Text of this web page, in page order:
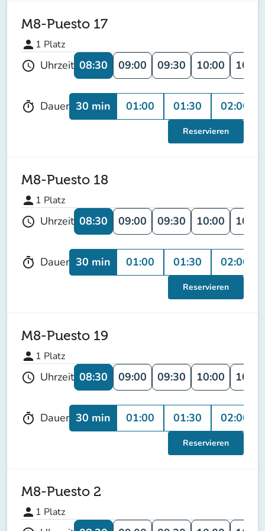
M8-Puesto 17
person 1 Platz
schedule Uhrzeit 08:30 09:00 09:30 10:00 10:30
timer Dauer 30 min 01:00 01:30 02:00
Reservieren
M8-Puesto 18
person 1 Platz
schedule Uhrzeit 08:30 09:00 09:30 10:00 10:30
timer Dauer 30 min 01:00 01:30 02:00
Reservieren
M8-Puesto 19
person 1 Platz
schedule Uhrzeit 08:30 09:00 09:30 10:00 10:30
timer Dauer 30 min 01:00 01:30 02:00
Reservieren
M8-Puesto 2
person 1 Platz